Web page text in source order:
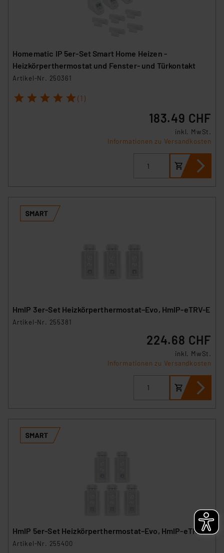
Homematic IP 5er-Set Smart Home Heizen -
Heizkörperthermostat und Fenster- und Türkontakt
Artikel-Nr. 250361
1 2 3 4 5 (1)
183.49 CHF
inkl. MwSt.
Informationen zu Versandkosten
HmIP 3er-Set Heizkörperthermostat–Evo, HmIP-eTRV-E
Artikel-Nr. 255381
224.68 CHF
inkl. MwSt.
Informationen zu Versandkosten
HmIP 5er-Set Heizkörperthermostat–Evo, HmIP-eTRV-E
Artikel-Nr. 255400